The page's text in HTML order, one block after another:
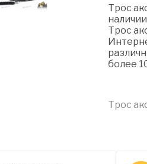
Трос
Трос
более
Трос